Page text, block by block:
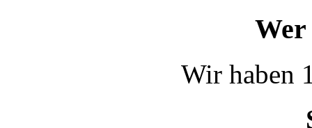
Wir haben